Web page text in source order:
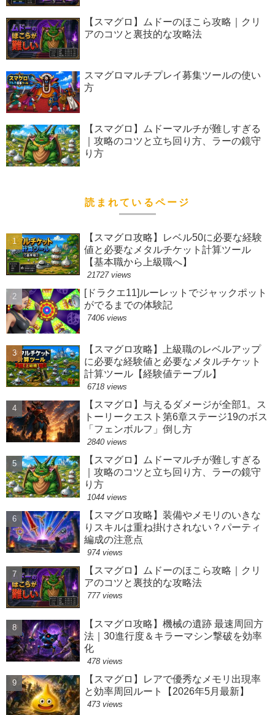
【スマグロ】ムドーのほこら攻略｜クリ
アのコツと裏技的な攻略法
スマグロマルチプレイ募集ツールの使い
方
【スマグロ】ムドーマルチが難しすぎる
｜攻略のコツと立ち回り方、ラーの鏡守
り方
読まれているページ
【スマグロ攻略】レベル50に必要な経験
値と必要なメタルチケット計算ツール
【基本職から上級職へ】
21727 views
[ドラクエ11]ルーレットでジャックポット
がでるまでの体験記
7406 views
【スマグロ攻略】上級職のレベルアップ
に必要な経験値と必要なメタルチケット
計算ツール【経験値テーブル】
6718 views
【スマグロ】与えるダメージが全部1。ス
トーリークエスト第6章ステージ19のボス
「フェンボルフ」倒し方
2840 views
【スマグロ】ムドーマルチが難しすぎる
｜攻略のコツと立ち回り方、ラーの鏡守
り方
1044 views
【スマグロ攻略】装備やメモリのいきな
りスキルは重ね掛けされない？パーティ
編成の注意点
974 views
【スマグロ】ムドーのほこら攻略｜クリ
アのコツと裏技的な攻略法
777 views
【スマグロ攻略】機械の遺跡 最速周回方
法｜30進行度＆キラーマシン撃破を効率
化
478 views
【スマグロ】レアで優秀なメモリ出現率
と効率周回ルート【2026年5月最新】
473 views